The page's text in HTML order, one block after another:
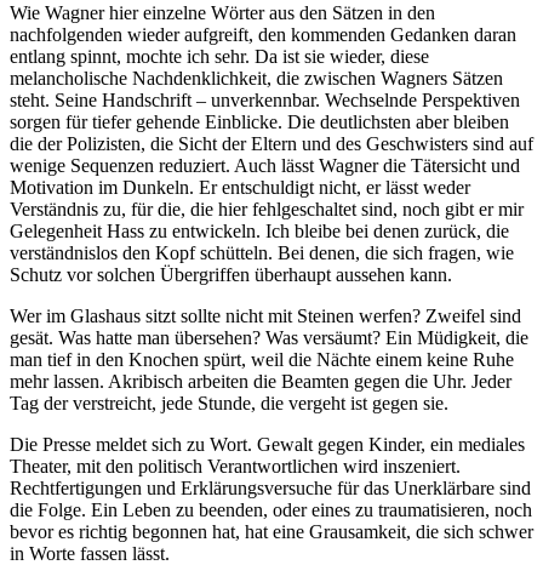
Wie Wagner hier einzelne Wörter aus den Sätzen in den
nachfolgenden wieder aufgreift, den kommenden Gedanken daran
entlang spinnt, mochte ich sehr. Da ist sie wieder, diese
melancholische Nachdenklichkeit, die zwischen Wagners Sätzen
steht. Seine Handschrift – unverkennbar. Wechselnde Perspektiven
sorgen für tiefer gehende Einblicke. Die deutlichsten aber bleiben
die der Polizisten, die Sicht der Eltern und des Geschwisters sind auf
wenige Sequenzen reduziert. Auch lässt Wagner die Tätersicht und
Motivation im Dunkeln. Er entschuldigt nicht, er lässt weder
Verständnis zu, für die, die hier fehlgeschaltet sind, noch gibt er mir
Gelegenheit Hass zu entwickeln. Ich bleibe bei denen zurück, die
verständnislos den Kopf schütteln. Bei denen, die sich fragen, wie
Schutz vor solchen Übergriffen überhaupt aussehen kann.
Wer im Glashaus sitzt sollte nicht mit Steinen werfen? Zweifel sind
gesät. Was hatte man übersehen? Was versäumt? Ein Müdigkeit, die
man tief in den Knochen spürt, weil die Nächte einem keine Ruhe
mehr lassen. Akribisch arbeiten die Beamten gegen die Uhr. Jeder
Tag der verstreicht, jede Stunde, die vergeht ist gegen sie.
Die Presse meldet sich zu Wort. Gewalt gegen Kinder, ein mediales
Theater, mit den politisch Verantwortlichen wird inszeniert.
Rechtfertigungen und Erklärungsversuche für das Unerklärbare sind
die Folge. Ein Leben zu beenden, oder eines zu traumatisieren, noch
bevor es richtig begonnen hat, hat eine Grausamkeit, die sich schwer
in Worte fassen lässt.